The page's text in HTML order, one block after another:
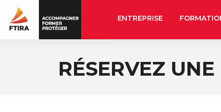
ENTREPRISE
RÉSERVEZ